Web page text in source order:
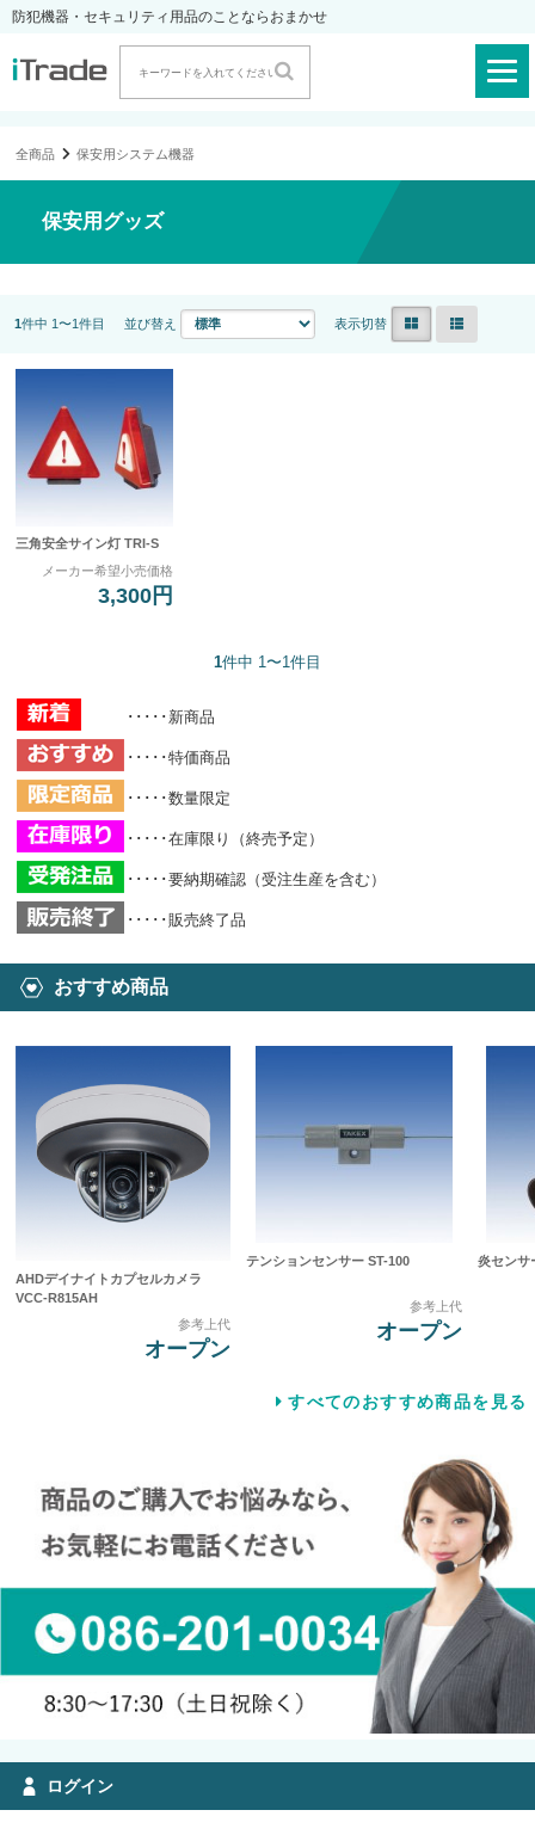
防犯機器・セキュリティ用品のことならおまかせ
全商品 保安用システム機器
保安用グッズ
1件中 1〜1件目 並び替え 表示切替
三角安全サイン灯 TRI-S
メーカー希望小売価格
3,300円
1件中 1〜1件目
･････新商品
･････特価商品
･････数量限定
･････在庫限り（終売予定）
･････要納期確認（受注生産を含む）
･････販売終了品
おすすめ商品
AHDデイナイトカプセルカメラ
VCC-R815AH
参考上代
オープン
テンションセンサー ST-100
参考上代
オープン
炎センサ
すべてのおすすめ商品を見る
ログイン